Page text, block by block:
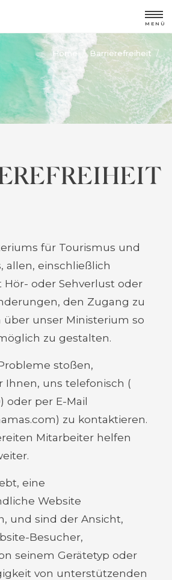
MENÜ
Home / Barrierefreiheit /
für Tourismus und
allen, einschließlich
oder Sehverlust oder
den Zugang zu
unser Ministerium so
zu gestalten.
stoßen,
Ihnen, uns telefonisch (
oder per E-Mail
zu kontaktieren.
Mitarbeiter helfen
eine
Website
und sind der Ansicht,
Besucher,
seinem Gerätetyp oder
von unterstützenden